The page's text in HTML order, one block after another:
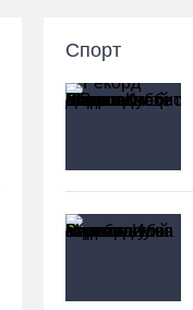
Спорт